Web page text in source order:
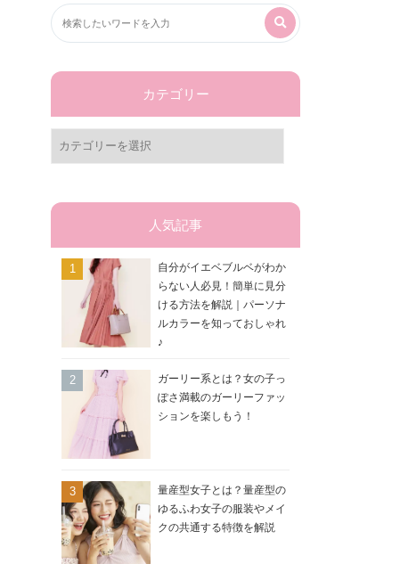
カテゴリー
カ
テ
リ
人気記事
自分がイエベブルベがわか
らない人必見！簡単に見分
ける方法を解説｜パーソナ
ルカラーを知っておしゃれ
♪
ガーリー系とは？女の子っ
ぽさ満載のガーリーファッ
ションを楽しもう！
量産型女子とは？量産型の
ゆるふわ女子の服装やメイ
クの共通する特徴を解説